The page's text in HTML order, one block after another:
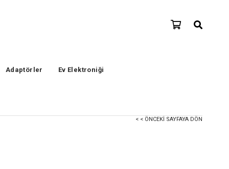
Adaptörler Ev Elektroniği
< < ÖNCEKI SAYFAYA DÖN